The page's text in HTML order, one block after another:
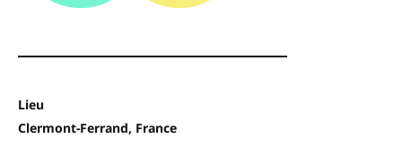
Lieu
Clermont-Ferrand, France